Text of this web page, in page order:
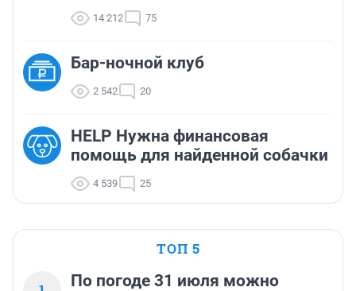
14 212 75
Бар-ночной клуб
2 542 20
HELP Нужна финансовая
помощь для найденной собачки
4 539 25
ТОП 5
По погоде 31 июля можно